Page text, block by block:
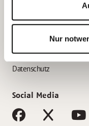
Nur
AWO Gliederungen nach
Impressum
Datenschutz
Social Media